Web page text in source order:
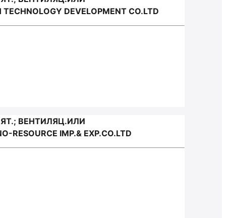
DEVELOPMENT CO.LTD
ВЕНТИЛЯЦ.ИЛИ
IMP.& EXP.CO.LTD